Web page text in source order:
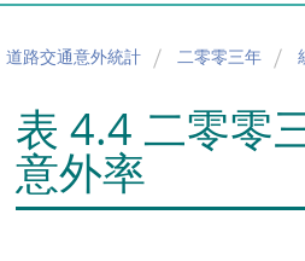
道路交通意外統計 二零零三年
表 4.4 二零零
意外率